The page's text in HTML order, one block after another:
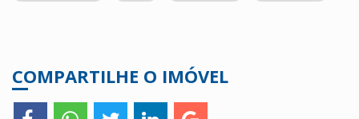
COMPARTILHE O IMÓVEL